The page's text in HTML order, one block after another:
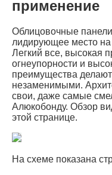
применение
Облицовочные
лидирующее место
Легкий все, высокая
огнеупорности и
преимущества
незаменимыми.
свои, даже самые
Алюкобонду. Обзор
этой странице.
На схеме показана